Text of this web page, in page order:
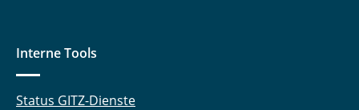
Interne Tools
Status GITZ-Dienste